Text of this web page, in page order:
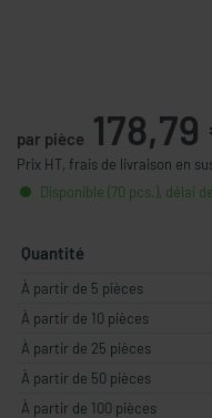
par pièce 178,79
Prix HT, frais de livraison en
Disponible (70 pcs.), délai
Quantité
À partir de 5 pièces
À partir de 10 pièces
À partir de 25 pièces
À partir de 50 pièces
À partir de 100 pièces